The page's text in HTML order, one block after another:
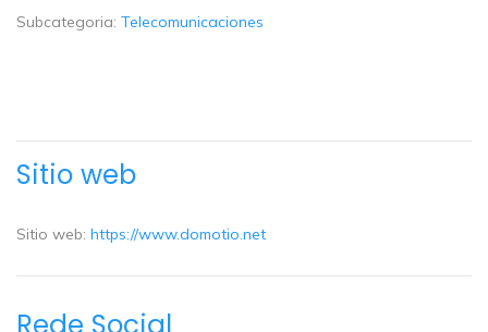
Subcategoria: Telecomunicaciones
Sitio web
Sitio web: https://www.domotio.net